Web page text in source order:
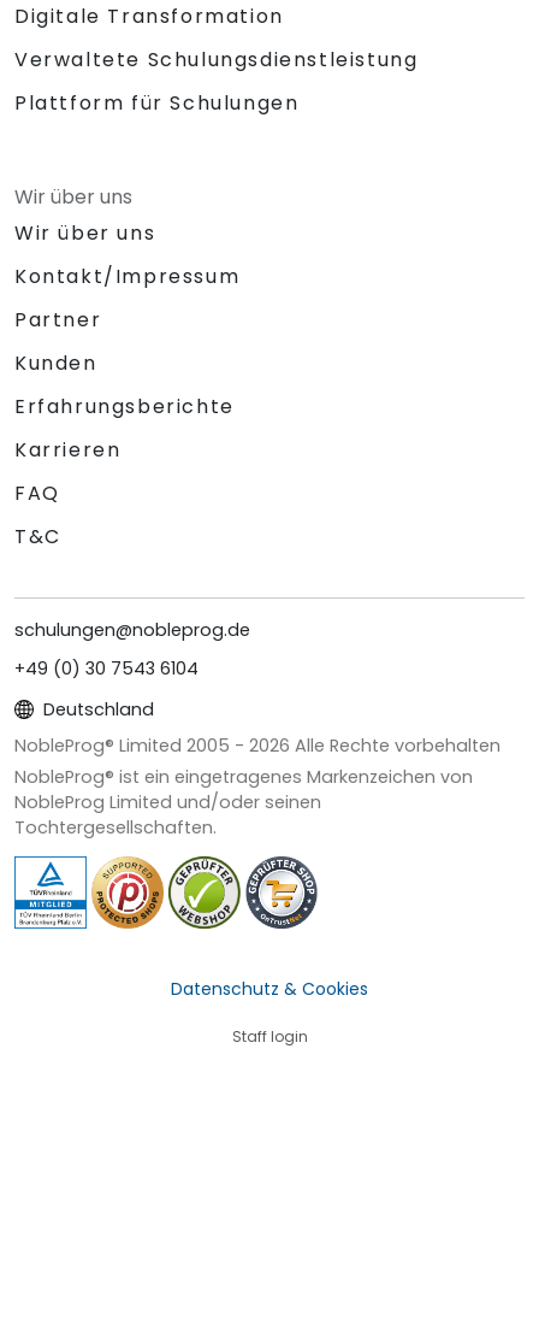
Digitale Transformation
Verwaltete Schulungsdienstleistung
Plattform für Schulungen
Wir über uns
Wir über uns
Kontakt/Impressum
Partner
Kunden
Erfahrungsberichte
Karrieren
FAQ
T&C
schulungen@nobleprog.de
+49 (0) 30 7543 6104
Deutschland
NobleProg® Limited 2005 - 2026 Alle Rechte vorbehalten
NobleProg® ist ein eingetragenes Markenzeichen von
NobleProg Limited und/oder seinen
Tochtergesellschaften.
Datenschutz & Cookies
Staff login